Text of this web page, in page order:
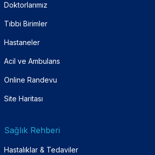
Doktorlarımız
Tıbbi Birimler
Hastaneler
Acil ve Ambulans
Online Randevu
Site Haritası
Sağlık Rehberi
Hastalıklar & Tedaviler